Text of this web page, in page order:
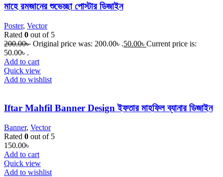
মাহে রমজানের শুভেচ্ছা পোস্টার ডিজাইন
Poster, Vector
Rated 0 out of 5
200.00৳ Original price was: 200.00৳ .50.00৳ Current price is:
50.00৳ .
Add to cart
Quick view
Add to wishlist
Iftar Mahfil Banner Design ইফতার মাহফিল ব্যানার ডিজাইন
Banner, Vector
Rated 0 out of 5
150.00৳
Add to cart
Quick view
Add to wishlist